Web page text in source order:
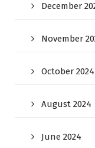
December
November
October 2024
August 2024
June 2024